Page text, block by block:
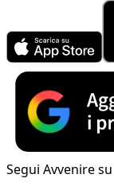
Segui Avvenire su